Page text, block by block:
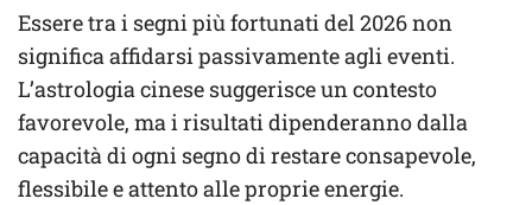
Essere tra i segni più fortunati del 2026 non
significa affidarsi passivamente agli eventi.
L’astrologia cinese suggerisce un contesto
favorevole, ma i risultati dipenderanno dalla
capacità di ogni segno di restare consapevole,
flessibile e attento alle proprie energie.